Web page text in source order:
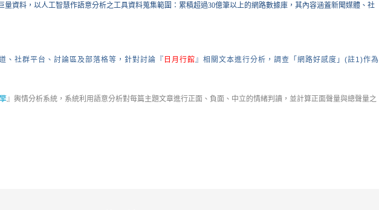
量資料，以人工智慧作語意分析之工具資料蒐集範圍：累積超過30億筆以上的網路數據庫，其內容涵蓋新聞媒體、社
、社群平台、討論區 及部落格等，針對討論『 日月行館 』相關文本進行分析，調查 「網路好感度」(註1)作為
』 輿情分析系統 ，系統利用語意分析對每篇主題文章進行正面、負面、中立的情緒判讀，並計算正面聲量與總聲量之